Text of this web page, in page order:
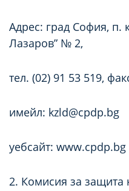
Адрес: град София, п.
Лазаров” № 2,
тел. (02) 91 53 519,
имейл: kzld@cpdp.bg
уебсайт: www.cpdp.bg
2. Комисия за защита